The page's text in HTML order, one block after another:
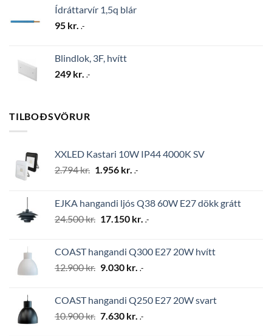
Ídráttarvír 1,5q blár
95 kr. .-
Blindlok, 3F, hvítt
249 kr. .-
TILBOÐSVÖRUR
XXLED Kastari 10W IP44 4000K SV
2.794kr. Original
2.794 kr..
1.956 kr. Current
1.956 kr..
.-
EJKA hangandi ljós Q38 60W E27 dökk grátt
24.500kr. Original
24.500 kr..
17.150 kr. Current
17.150 kr..
.-
COAST hangandi Q300 E27 20W hvítt
12.900kr. Original
12.900 kr..
9.030 kr. Current
9.030 kr..
.-
COAST hangandi Q250 E27 20W svart
10.900kr. Original
7.630 kr. Current
.-